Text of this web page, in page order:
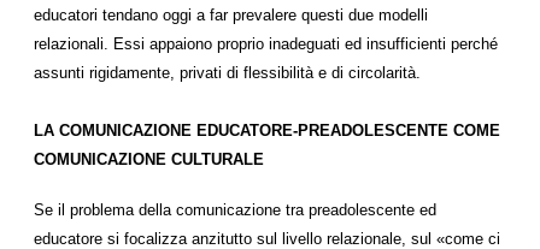
educatori tendano oggi a far prevalere questi due modelli
relazionali. Essi appaiono proprio inadeguati ed insufficienti perché
assunti rigidamente, privati di flessibilità e di circolarità.
LA COMUNICAZIONE EDUCATORE-PREADOLESCENTE COME
COMUNICAZIONE CULTURALE
Se il problema della comunicazione tra preadolescente ed
educatore si focalizza anzitutto sul livello relazionale, sul «come ci